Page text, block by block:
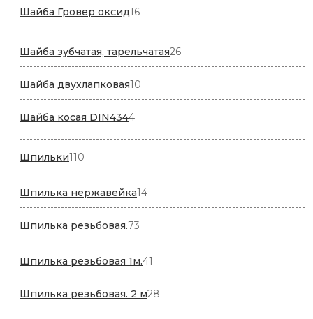
Шайба Гровер оксид1616
Шайба зубчатая, тарельчатая2626
товаров
Шайба двухлапковая10
товаров
Шайба косая DIN43444
Шпильки110
Шпилька нержавейка1414
товаров
Шпилька резьбовая.73
Шпилька резьбовая 1м.41
товар
Шпилька резьбовая. 2 м28
товаров